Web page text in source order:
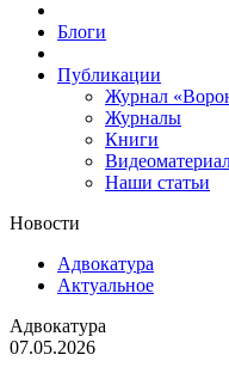
Блоги
Публикации
Журнал
Журналы
Книги
Наши статьи
Новости
Адвокатура
Актуальное
Адвокатура
07.05.2026